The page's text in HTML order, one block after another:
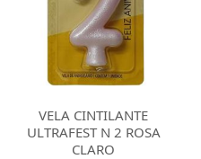
VELA CINTILANTE
ULTRAFEST N 2 ROSA
CLARO